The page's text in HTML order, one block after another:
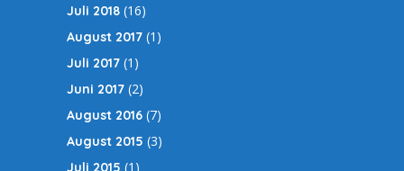
Juli 2018 (16)
August 2017 (1)
Juli 2017 (1)
Juni 2017 (2)
August 2016 (7)
August 2015 (3)
Juli 2015 (1)